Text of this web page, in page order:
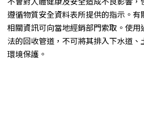
遵循物質安全資料表所提供的指示。有
相關資訊可向當地經銷部門索取。使用
法的回收管道，不可將其排入下水道、
環境保護。